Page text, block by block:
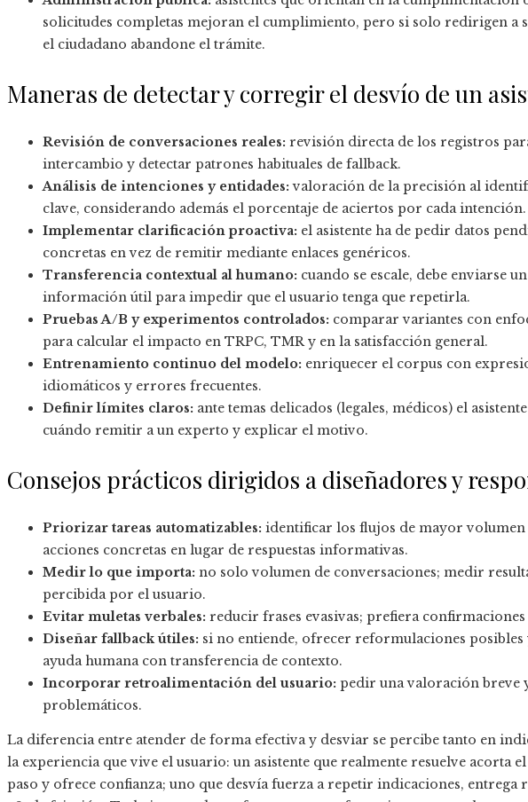
solicitudes completas mejoran el cumplimiento, pero si solo redirigen a
el ciudadano abandone el trámite.
Maneras de detectar y corregir el desvío de un
Revisión de conversaciones reales: revisión directa de los registros
intercambio y detectar patrones habituales de fallback.
Análisis de intenciones y entidades: valoración de la precisión al
clave, considerando además el porcentaje de aciertos por cada intención.
Implementar clarificación proactiva: el asistente ha de pedir datos
concretas en vez de remitir mediante enlaces genéricos.
Transferencia contextual al humano: cuando se escale, debe enviarse
información útil para impedir que el usuario tenga que repetirla.
Pruebas A/B y experimentos controlados: comparar variantes con
para calcular el impacto en TRPC, TMR y en la satisfacción general.
Entrenamiento continuo del modelo: enriquecer el corpus con
idiomáticos y errores frecuentes.
Definir límites claros: ante temas delicados (legales, médicos) el
cuándo remitir a un experto y explicar el motivo.
Consejos prácticos dirigidos a diseñadores y
Priorizar tareas automatizables: identificar los flujos de mayor
acciones concretas en lugar de respuestas informativas.
Medir lo que importa: no solo volumen de conversaciones; medir
percibida por el usuario.
Evitar muletas verbales: reducir frases evasivas; prefiera confirmaciones
Diseñar fallback útiles: si no entiende, ofrecer reformulaciones
ayuda humana con transferencia de contexto.
Incorporar retroalimentación del usuario: pedir una valoración breve
problemáticos.
La diferencia entre atender de forma efectiva y desviar se percibe tanto en
la experiencia que vive el usuario: un asistente que realmente resuelve acorta
paso y ofrece confianza; uno que desvía fuerza a repetir indicaciones, entrega